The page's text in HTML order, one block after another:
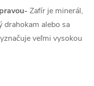
- Zafír je minerál,
drahokam alebo sa
veľmi vysokou